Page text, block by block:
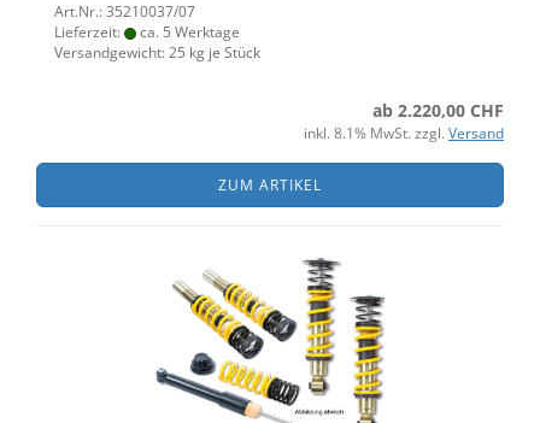
Art.Nr.: 35210037/07
Lieferzeit:
ca. 5 Werktage
Versandgewicht:25 kg je Stück
ab 2.220,00 CHF
inkl. 8.1% MwSt. zzgl. Versand
ZUM ARTIKEL